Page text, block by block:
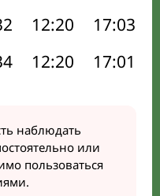
12:20 17:03
12:20 17:01
наблюдать
или
пользоваться